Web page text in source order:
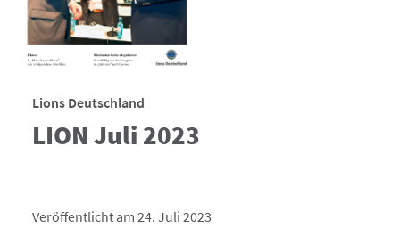
Lions Deutschland
LION Juli 2023
Veröffentlicht am 24. Juli 2023